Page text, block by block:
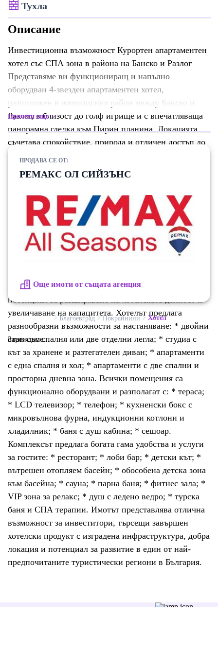
Тухла
Описание
Инвестиционна възможност Курортен апартаментен
хотел със СПА зона в района на Банско и Разлог
Представяме ви функциониращ и напълно
оборудван 4-звезден апартаментен хотел,
разположен в живописния район между Банско и
Разлог, в близост до голф игрище и с впечатляваща
панорамна гледка към Пирин планина. Локацията
съчетава спокойствие, природа и отличен достъп до
подходящ за целогодишен туризъм и успешна
апартамента с обща площ 1603 кв.м. - Ресторант;
Лоби бар; СПА и уелнес зона; вътрешен и външен
басейн с обща площ 2219 кв.м. - Парцел с площ от
3000 кв.м. Комплексът е част от по-голям
апартаментен хотел с общо 105 апартамента.
апартаменти, което предоставя допълнителен
потенциал за разширяване на хотелската дейност и
увеличаване на капацитета. Хотелът предлага
разнообразни възможности за настаняване: * двойни
стаи със спалня или две отделни легла; * студиа с
кът за хранене и разтегателен диван; * апартаменти
с една спалня и хол; * апартаменти с две спални и
просторна дневна зона. Всички помещения са
функционално оборудвани и разполагат с: * тераса;
* LCD телевизор; * телефон; * кухненски бокс с
микровълнова фурна, индукционни котлони и
хладилник; * баня с душ кабина; * сешоар.
Комплексът предлага богата гама удобства и услуги
за гостите: * ресторант; * лоби бар; * детски кът; *
вътрешен отопляем басейн; * обособена детска зона
към басейна; * сауна; * парна баня; * фитнес зала; *
VIP зона за релакс; * душ с ледено ведро; * турска
баня и СПА терапии. Имотът представлява отлична
възможност за инвеститори, търсещи завършен
хотелски продукт с изградена инфраструктура, добра
локация и потенциал за развитие в един от най-
предпочитаните туристически региони в България.
Прочети още
ПРОДАВА СЕ ОТ:
РЕМАКС ОЛ СИЙЗЪНС
Още имоти от същата агенция
Благоевград Покрайнини Хотел
Зареждаме...